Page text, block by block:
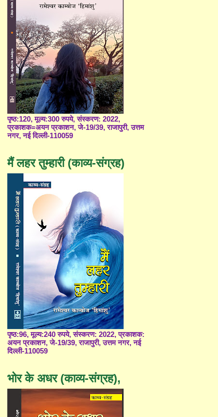
पृष्ठ:120, मूल्य:300 रुपये, संस्करण: 2022,
प्रकाशक=अयन प्रकाशन, जे-19/39, राजापुरी, उत्तम
नगर, नई दिल्ली-110059
मैं लहर तुम्हारी (काव्य-संग्रह)
पृष्ठ:96, मूल्य:240 रुपये, संस्करण: 2022, प्रकाशक:
अयन प्रकाशन, जे-19/39, राजापुरी, उत्तम नगर, नई
दिल्ली-110059
भोर के अधर (काव्य-संग्रह),